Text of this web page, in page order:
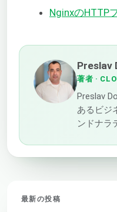
NginxのHTTP
Preslav
著者 ·
Preslav
あるビジ
ンドナラ
最新の投稿